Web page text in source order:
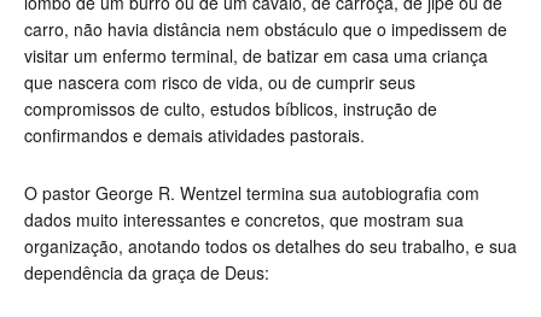
carro, não havia distância nem obstáculo que o impedissem de
visitar um enfermo terminal, de batizar em casa uma criança
que nascera com risco de vida, ou de cumprir seus
compromissos de culto, estudos bíblicos, instrução de
confirmandos e demais atividades pastorais.
O pastor George R. Wentzel termina sua autobiografia com
dados muito interessantes e concretos, que mostram sua
organização, anotando todos os detalhes do seu trabalho, e sua
dependência da graça de Deus: